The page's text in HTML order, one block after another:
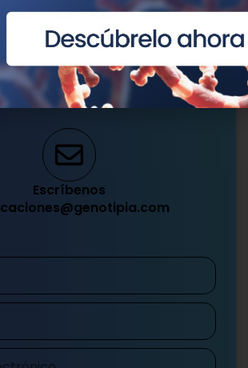
con nosotros? ¿Tienes
nosotros de la manera que
te responderemos a la mayor
Escríbenos